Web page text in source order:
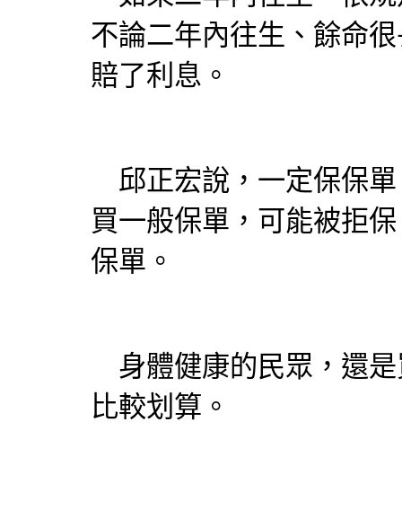
不論二年內往生、餘命
賠了利息。
邱正宏說，一定保保
買一般保單，可能被拒
保單。
身體健康的民眾，還
比較划算。